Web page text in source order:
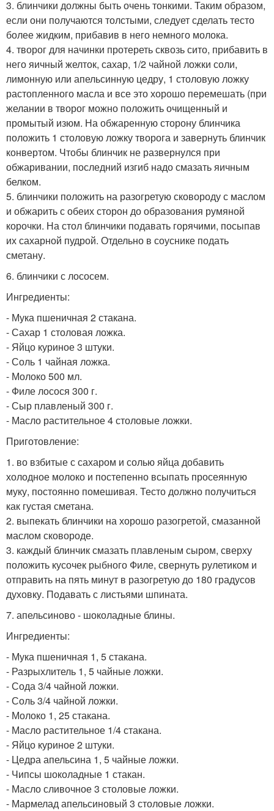
3. блинчики должны быть очень тонкими. Таким образом,
если они получаются толстыми, следует сделать тесто
более жидким, прибавив в него немного молока.
4. творог для начинки протереть сквозь сито, прибавить в
него яичный желток, сахар, 1/2 чайной ложки соли,
лимонную или апельсинную цедру, 1 столовую ложку
растопленного масла и все это хорошо перемешать (при
желании в творог можно положить очищенный и
промытый изюм. На обжаренную сторону блинчика
положить 1 столовую ложку творога и завернуть блинчик
конвертом. Чтобы блинчик не развернулся при
обжаривании, последний изгиб надо смазать яичным
белком.
5. блинчики положить на разогретую сковороду с маслом
и обжарить с обеих сторон до образования румяной
корочки. На стол блинчики подавать горячими, посыпав
их сахарной пудрой. Отдельно в соуснике подать
сметану.
6. блинчики с лососем.
Ингредиенты:
- Мука пшеничная 2 стакана.
- Сахар 1 столовая ложка.
- Яйцо куриное 3 штуки.
- Соль 1 чайная ложка.
- Молоко 500 мл.
- Филе лосося 300 г.
- Сыр плавленый 300 г.
- Масло растительное 4 столовые ложки.
Приготовление:
1. во взбитые с сахаром и солью яйца добавить
холодное молоко и постепенно всыпать просеянную
муку, постоянно помешивая. Тесто должно получиться
как густая сметана.
2. выпекать блинчики на хорошо разогретой, смазанной
маслом сковороде.
3. каждый блинчик смазать плавленым сыром, сверху
положить кусочек рыбного Филе, свернуть рулетиком и
отправить на пять минут в разогретую до 180 градусов
духовку. Подавать с листьями шпината.
7. апельсиново - шоколадные блины.
Ингредиенты:
- Мука пшеничная 1, 5 стакана.
- Разрыхлитель 1, 5 чайные ложки.
- Сода 3/4 чайной ложки.
- Соль 3/4 чайной ложки.
- Молоко 1, 25 стакана.
- Масло растительное 1/4 стакана.
- Яйцо куриное 2 штуки.
- Цедра апельсина 1, 5 чайные ложки.
- Чипсы шоколадные 1 стакан.
- Масло сливочное 3 столовые ложки.
- Мармелад апельсиновый 3 столовые ложки.